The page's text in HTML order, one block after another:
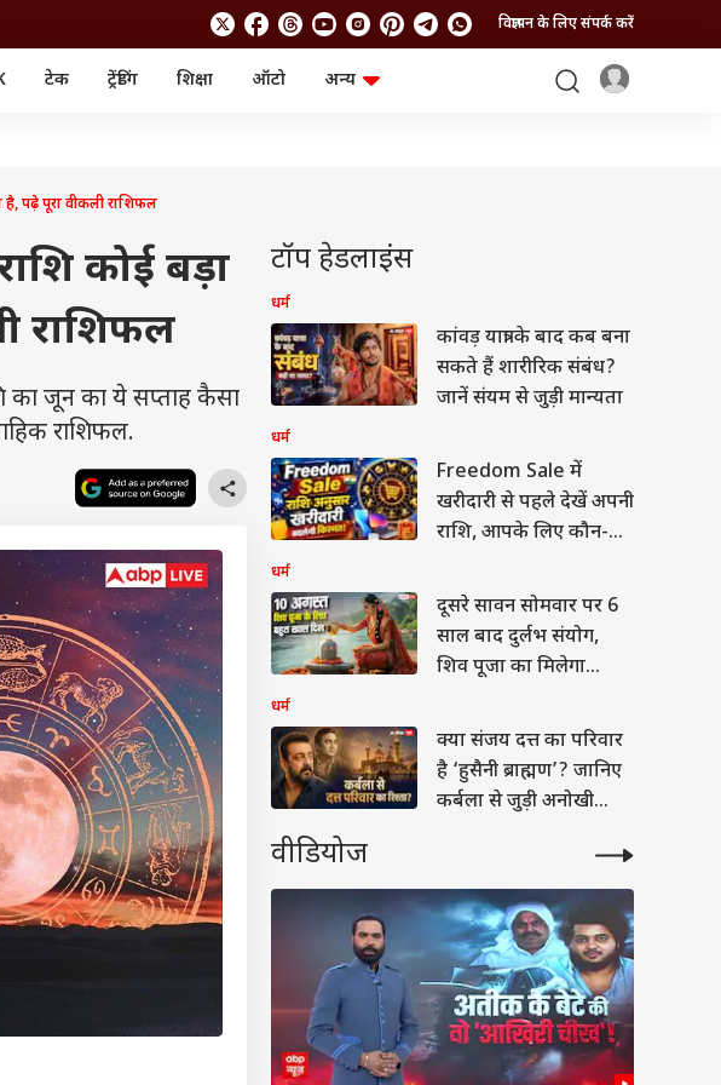
विज्ञापन के लिए संपर्क करें
टेक ट्रेंडिंग शिक्षा ऑटो
अन्य
आईपीओ
रिजल्ट
नौकरी
वेब स्टोरीज फोटो गैलरी
वीडियो
है, पढ़े पूरा वीकली राशिफल
कोई बड़ा
राशिफल
का जून का ये सप्ताह कैसा
राशिफल.
टॉप हेडलाइंस
धर्म
कांवड़ यात्रा के बाद कब बना
सकते हैं शारीरिक संबंध?
जानें संयम से जुड़ी मान्यता
धर्म
Freedom Sale में
खरीदारी से पहले देखें अपनी
राशि, आपके लिए कौन-सा
धर्म
दूसरे सावन सोमवार पर 6
साल बाद दुर्लभ संयोग,
शिव पूजा का मिलेगा
धर्म
क्या संजय दत्त का परिवार
है ‘हुसैनी ब्राह्मण’? जानिए
कर्बला से जुड़ी अनोखी
वीडियोज